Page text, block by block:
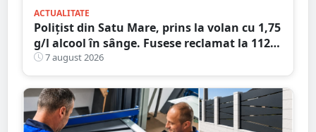
ACTUALITATE
Polițist din Satu Mare, prins la volan cu 1,75
g/l alcool în sânge. Fusese reclamat la 112
că circula pe contrasens
7 august 2026